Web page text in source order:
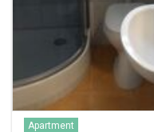
Apartment